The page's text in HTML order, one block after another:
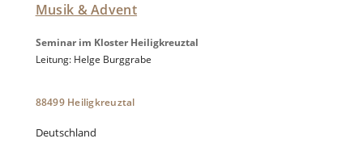
Musik & Advent
Seminar im Kloster Heiligkreuztal
Leitung: Helge Burggrabe
88499 Heiligkreuztal
Deutschland